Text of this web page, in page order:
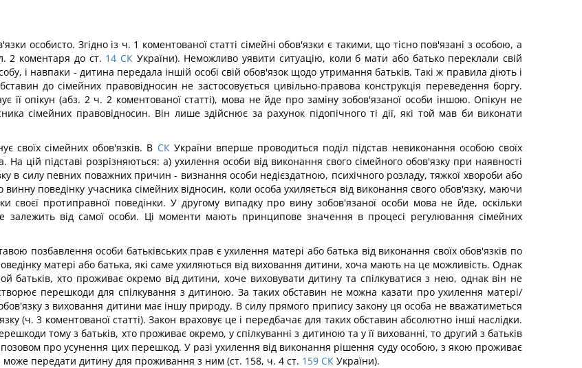
особисто. Згідно із ч. 1 коментованої статті сімейні обов'язки є такими, що тісно пов'язані з особою, а
2 коментаря до ст. 14 СКУкраїни). Неможливо уявити ситуацію, коли б мати або батько переклали свій
і навпаки - дитина передала іншій особі свій обов'язок щодо утримання батьків. Такі ж правила діють і
до сімейних правовідносин не застосовується цивільно-правова конструкція переведення боргу.
її опікун (абз. 2 ч. 2 коментованої статті), мова не йде про заміну зобов'язаної особи іншою. Опікун не
сімейних правовідносин. Він лише здійснює за рахунок підопічного ті дії, які той мав би виконати
своїх сімейних обов'язків. В СКУкраїни вперше проводиться поділ підстав невиконання особою своїх
На цій підставі розрізняються: а) ухилення особи від виконання свого сімейного обов'язку при наявності
в силу певних поважних причин - визнання особи недієздатною, психічного розладу, тяжкої хвороби або
поведінку учасника сімейних відносин, коли особа ухиляється від виконання свого обов'язку, маючи
своєї протиправної поведінки. У другому випадку про вину зобов'язаної особи мова не йде, оскільки
від самої особи. Ці моменти мають принципове значення в процесі регулювання сімейних
позбавлення особи батьківських прав є ухилення матері або батька від виконання своїх обов'язків по
матері або батька, які саме ухиляються від виховання дитини, хоча мають на це можливість. Однак
батьків, хто проживає окремо від дитини, хоче виховувати дитину та спілкуватися з нею, однак він не
перешкоди для спілкування з дитиною. За таких обставин не можна казати про ухилення матері/
з виховання дитини має іншу природу. В силу прямого припису закону ця особа не вважатиметься
(ч. 3 коментованої статті). Закон враховує це і передбачає для таких обставин абсолютно інші наслідки.
тому з батьків, хто проживає окремо, у спілкуванні з дитиною та у її вихованні, то другий з батьків
позовом про усунення цих перешкод. У разі ухилення від виконання рішення суду особою, з якою проживає
передати дитину для проживання з ним (ст. 158, ч. 4 ст. 159 СК України).